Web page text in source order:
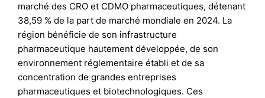
marché des CRO et CDMO pharmaceutiques, détenant
38,59 % de la part de marché mondiale en 2024. La
région bénéficie de son infrastructure
pharmaceutique hautement développée, de son
environnement réglementaire établi et de sa
concentration de grandes entreprises
pharmaceutiques et biotechnologiques. Ces